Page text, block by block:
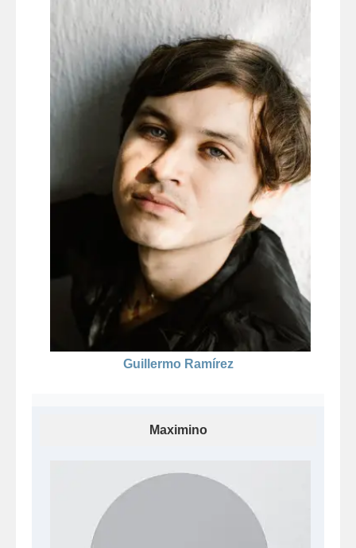
Guillermo Ramírez
Maximino